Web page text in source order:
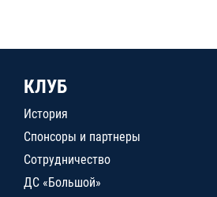
КЛУБ
История
Спонсоры и партнеры
Сотрудничество
ДС «Большой»